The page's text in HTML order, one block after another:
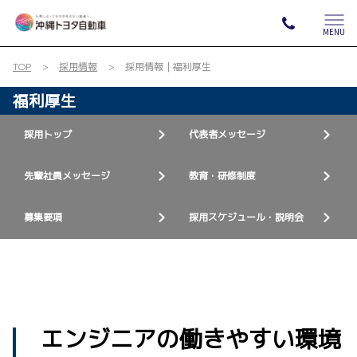
MENU
TOP 採用情報 採用情報｜福利厚生
福利厚生
採用トップ 代表者メッセージ
先輩社員メッセージ 教育・研修制度
募集要項 採用スケジュール・説明会
エンジニアの働きやすい環境